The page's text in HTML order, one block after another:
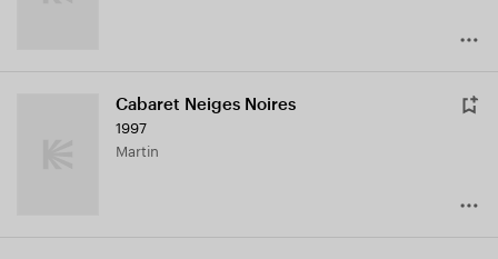
Cabaret Neiges Noires
1997
Martin